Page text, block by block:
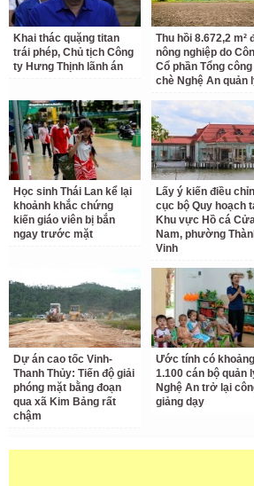
Khai thác quặng titan
trái phép, Chủ tịch Công
ty Hưng Thịnh lãnh án
Thu hồi 8.672,2 m²
nông nghiệp do
Cổ phần Tổng
chè Nghệ An quản
Học sinh Thái Lan kể lại
khoảnh khắc chứng
kiến giáo viên bị bắn
ngay trước mặt
Lấy ý kiến điều
cục bộ Quy hoạch
Khu vực Hồ cá
Nam, phường
Vinh
Dự án cao tốc Vinh-
Thanh Thủy: Tiến độ giải
phóng mặt bằng đoạn
qua xã Kim Bảng rất
chậm
Ước tính có khoảng
1.100 cán bộ quản
Nghệ An trở lại
giảng dạy